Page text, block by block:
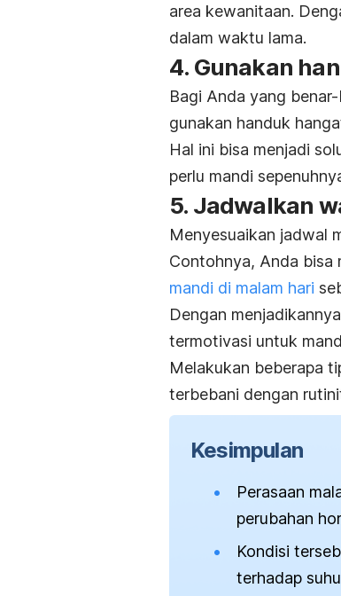
area kewanitaan.
dalam waktu lama.
4. Gunakan
Bagi Anda yang
gunakan handuk
Hal ini bisa menjadi
perlu mandi
5. Jadwalkan
Menyesuaikan jadwal
Contohnya, Anda bisa
mandi di malam hari
Dengan
termotivasi untuk
Melakukan beberapa
terbebani dengan
Kesimpulan
Perasaan
perubahan
Kondisi
terhadap